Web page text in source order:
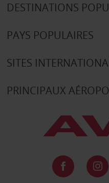
DESTINATIONS
PAYS POPULAIRES
SITES
PRINCIPAUX